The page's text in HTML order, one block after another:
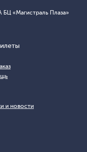
БЦ «Магистраль Плаза»
и новости